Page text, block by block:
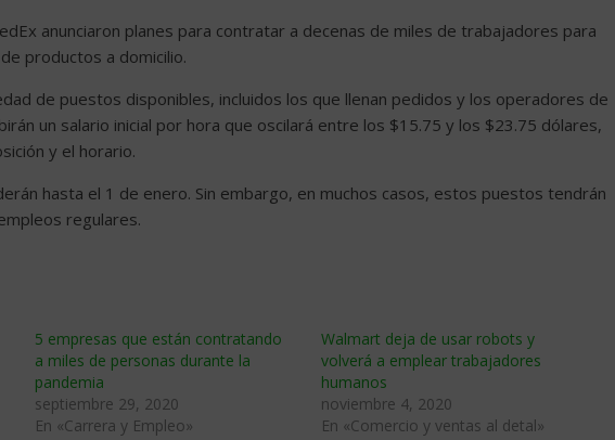
anunciaron planes para contratar a decenas de miles de trabajadores para
productos a domicilio.
de puestos disponibles, incluidos los que llenan pedidos y los operadores de
un salario inicial por hora que oscilará entre los $15.75 y los $23.75 dólares,
y el horario.
hasta el 1 de enero. Sin embargo, en muchos casos, estos puestos tendrán
regulares.
5 empresas que están contratando
a miles de personas durante la
pandemia
septiembre 29, 2020
En «Carrera y Empleo»
Walmart deja de usar robots y
volverá a emplear trabajadores
humanos
noviembre 4, 2020
En «Comercio y ventas al detal»